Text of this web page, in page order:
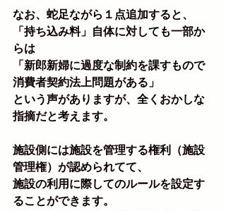
なお、蛇足ながら１点追加すると、
「持ち込み料」自体に対しても一部か
らは
「新郎新婦に過度な制約を課すもので
消費者契約法上問題がある」
という声がありますが、全くおかしな
指摘だと考えます。
施設側には施設を管理する権利（施設
管理権）が認められてて、
施設の利用に際してのルールを設定す
ることができます。